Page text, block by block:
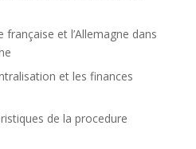
française et l’Allemagne dans
et les finances
de la procedure